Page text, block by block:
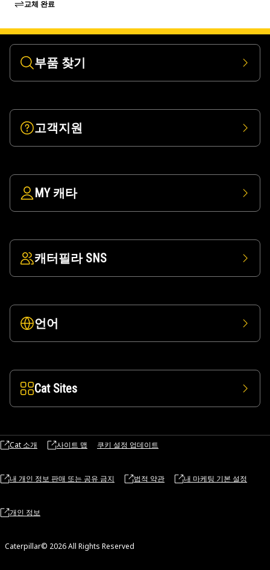
교체 완료
부품 찾기
고객지원
MY 캐타
캐터필라 SNS
언어
Cat Sites
Cat 소개 사이트 맵 쿠키 설정 업데이트
내 개인 정보 판매 또는 공유 금지 법적 약관 내 마케팅 기본 설정
개인 정보
Caterpillar© 2026 All Rights Reserved